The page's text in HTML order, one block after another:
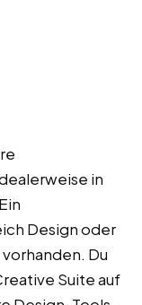
in
Design oder
Du
Suite auf